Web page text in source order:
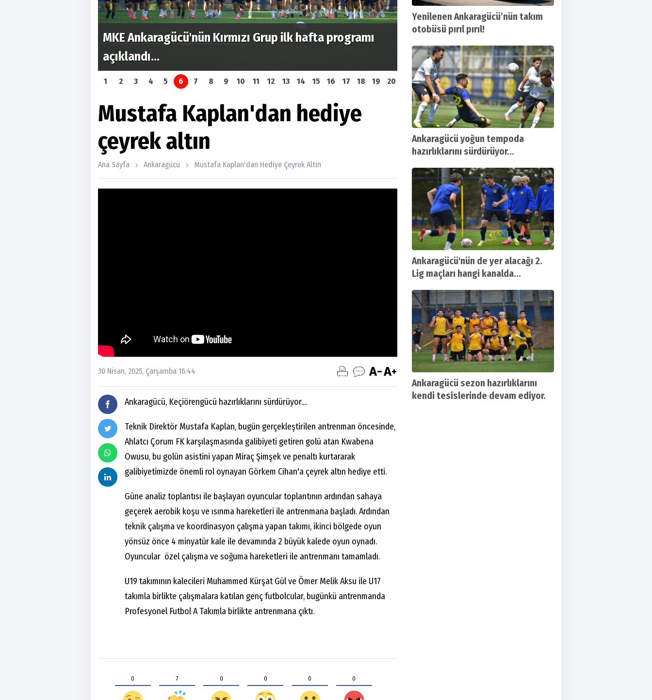
Gençlerbirliği, Çorum FK ile yenişemedi
Türkiye Kupası maç tarihleri açıklandı
1 2 3 4 5 6 7 8 9 10 11 12 13 14 15 16 17 18 19 20
Mustafa Kaplan'dan hediye
çeyrek altın
Ana Sayfa Ankaragücü Mustafa Kaplan'dan Hediye Çeyrek Altın
30 Nisan, 2025, Çarşamba 16:44
Ankaragücü, Keçiörengücü hazırlıklarını sürdürüyor....
Teknik Direktör Mustafa Kaplan, bugün gerçekleştirilen antrenman öncesinde,
Ahlatcı Çorum FK karşılaşmasında galibiyeti getiren golü atan Kwabena
Owusu, bu golün asistini yapan Miraç Şimşek ve penaltı kurtararak
galibiyetimizde önemli rol oynayan Görkem Cihan'a çeyrek altın hediye etti.
Güne analiz toplantısı ile başlayan oyuncular toplantının ardından sahaya
geçerek aerobik koşu ve ısınma hareketleri ile antrenmana başladı. Ardından
teknik çalışma ve koordinasyon çalışma yapan takımı, ikinci bölgede oyun
yönsüz önce 4 minyatür kale ile devamında 2 büyük kalede oyun oynadı.
Oyuncular özel çalışma ve soğuma hareketleri ile antrenmanı tamamladı.
U19 takımının kalecileri Muhammed Kürşat Gül ve Ömer Melik Aksu ile U17
takımla birlikte çalışmalara katılan genç futbolcular, bugünkü antrenmanda
Profesyonel Futbol A Takımla birlikte antrenmana çıktı.
0 7 0 0 0 0
Yenilenen Ankaragücü’nün takım
otobüsü pırıl pırıl!
Ankaragücü yoğun tempoda
hazırlıklarını sürdürüyor...
Ankaragücü'nün de yer alacağı 2.
Lig maçları hangi kanalda
Ankaragücü sezon hazırlıklarını
kendi tesislerinde devam ediyor.